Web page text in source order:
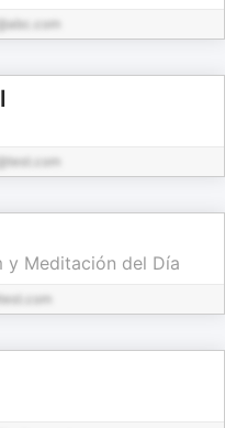
y Meditación del Día